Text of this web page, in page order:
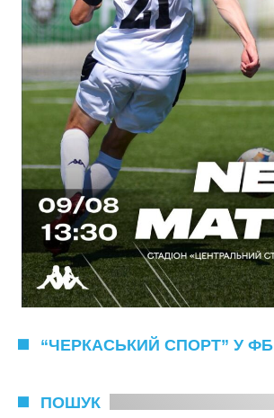
“ЧЕРКАСЬКИЙ СПОРТ” У ФБ
ПОШУК